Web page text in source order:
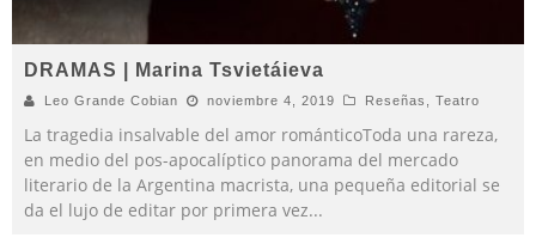
DRAMAS | Marina Tsvietáieva
Leo Grande Cobian noviembre 4, 2019 Reseñas Teatro
La tragedia insalvable del amor románticoToda una rareza,
en medio del pos-apocalíptico panorama del mercado
literario de la Argentina macrista, una pequeña editorial se
da el lujo de editar por primera vez...